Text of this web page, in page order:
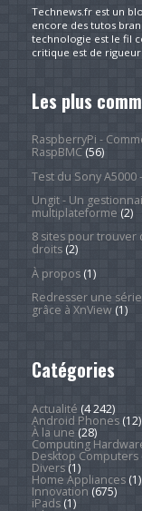
Technews.fr est un
encore des tutos
technologie est le fil
critique est de rigueur.
Les plus
RaspberryPi -
RaspBMC(56)
Test du Sony
Ungit - Un
multiplateforme (2)
8 sites pour trouver
droits(2)
À propos(1)
Redresser une
grâce à XnView(1)
Catégories
Actualité (4 242)
Android Phones(12)
À la une (28)
Computing
Desktop Computers
Divers(1)
Home Appliances(1)
Innovation (675)
iPads(1)